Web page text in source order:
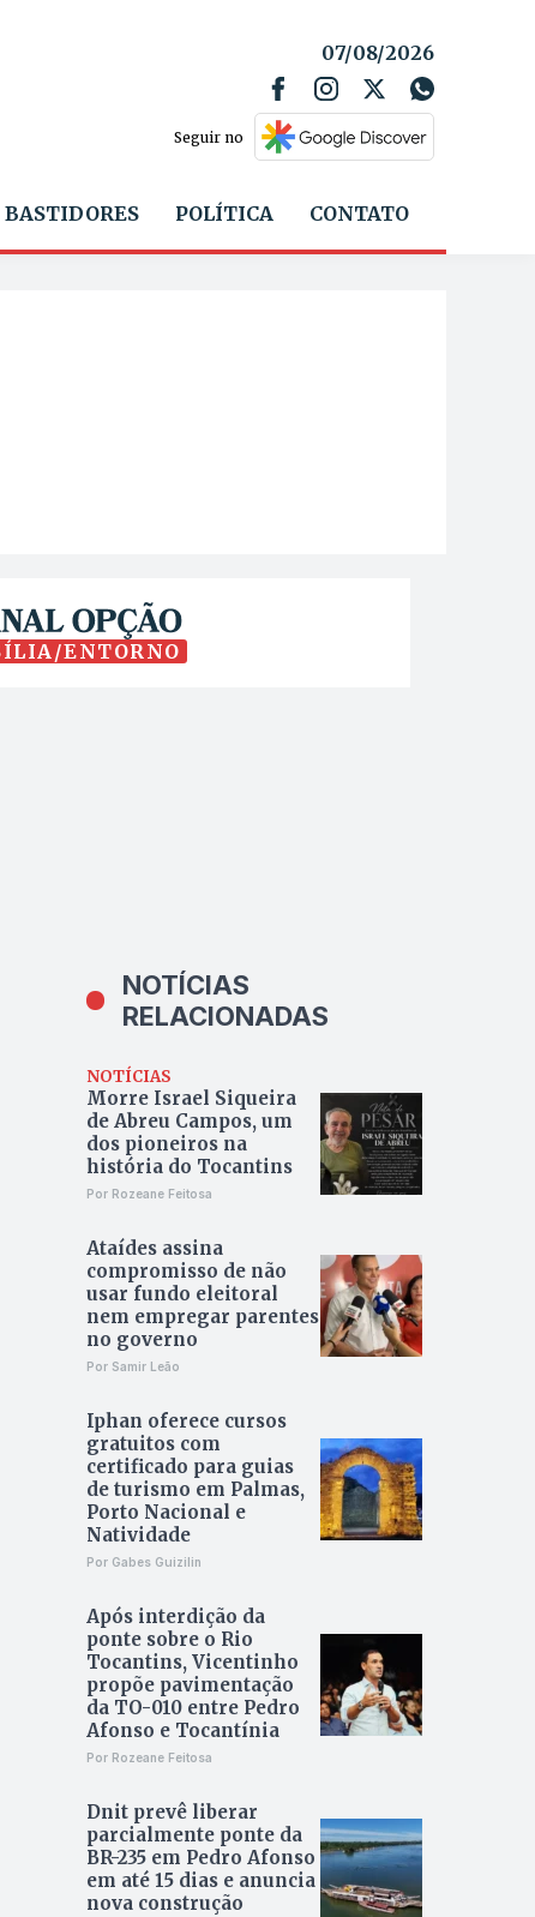
07/08/2026
Seguir no
BASTIDORES POLÍTICA CONTATO
ENTORNO
NOTÍCIAS
RELACIONADAS
NOTÍCIAS
Morre Israel Siqueira
de Abreu Campos, um
dos pioneiros na
história do Tocantins
Por Rozeane Feitosa
Ataídes assina
compromisso de não
usar fundo eleitoral
nem empregar parentes
no governo
Por Samir Leão
Iphan oferece cursos
gratuitos com
certificado para guias
de turismo em Palmas,
Porto Nacional e
Natividade
Por Gabes Guizilin
Após interdição da
ponte sobre o Rio
Tocantins, Vicentinho
propõe pavimentação
da TO-010 entre Pedro
Afonso e Tocantínia
Por Rozeane Feitosa
Dnit prevê liberar
parcialmente ponte da
BR-235 em Pedro Afonso
em até 15 dias e anuncia
nova construção